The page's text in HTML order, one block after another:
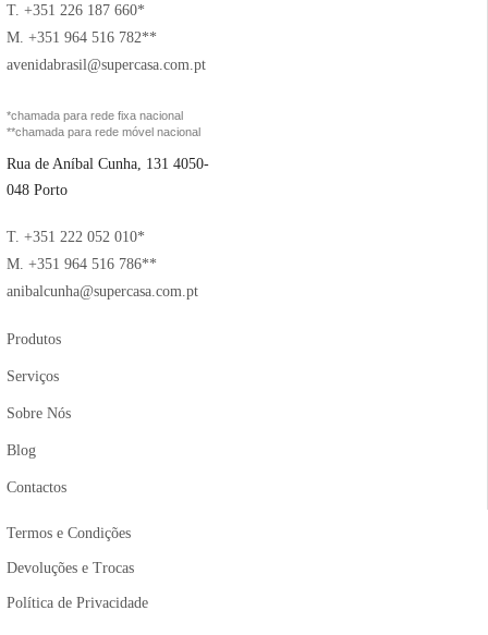
T. +351 226 187 660*
M. +351 964 516 782**
avenidabrasil@supercasa.com.pt
*chamada para rede fixa nacional
**chamada para rede móvel nacional
Rua de Aníbal Cunha, 131 4050-
048 Porto
T. +351 222 052 010*
M. +351 964 516 786**
anibalcunha@supercasa.com.pt
Produtos
Serviços
Sobre Nós
Blog
Contactos
Termos e Condições
Devoluções e Trocas
Política de Privacidade